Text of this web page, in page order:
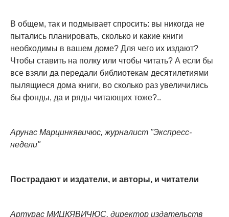
В общем, так и подмывает спросить: вы никогда не
пытались планировать, сколько и какие книги
необходимы в вашем доме? Для чего их издают?
Чтобы ставить на полку или чтобы читать? А если бы
все взяли да передали библиотекам десятилетиями
пылящиеся дома книги, во сколько раз увеличились
бы фонды, да и ряды читающих тоже?..
Арунас Марцинкявичюс, журналист "Экспресс-
недели"
Пострадают и издатели, и авторы, и читатели
Артурас МИЦКЯВИЧЮС, директор издательств